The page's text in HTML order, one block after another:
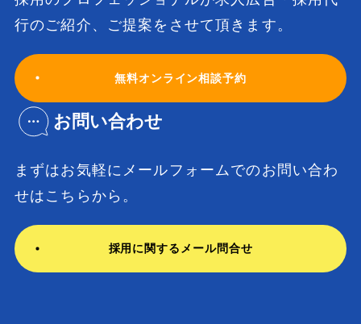
行のご紹介、ご提案をさせて頂きます。
無料オンライン相談予約
お問い合わせ
まずはお気軽にメールフォームでのお問い合わ
せはこちらから。
採用に関するメール問合せ